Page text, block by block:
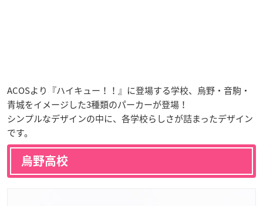
ACOSより『ハイキュー！！』に登場する学校、烏野・音駒・
青城をイメージした3種類のパーカーが登場！
シンプルなデザインの中に、各学校らしさが詰まったデザイン
です。
烏野高校